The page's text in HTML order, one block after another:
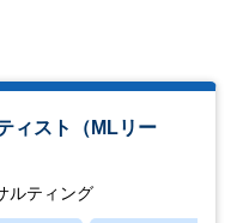
ィスト（MLリー
ルティング